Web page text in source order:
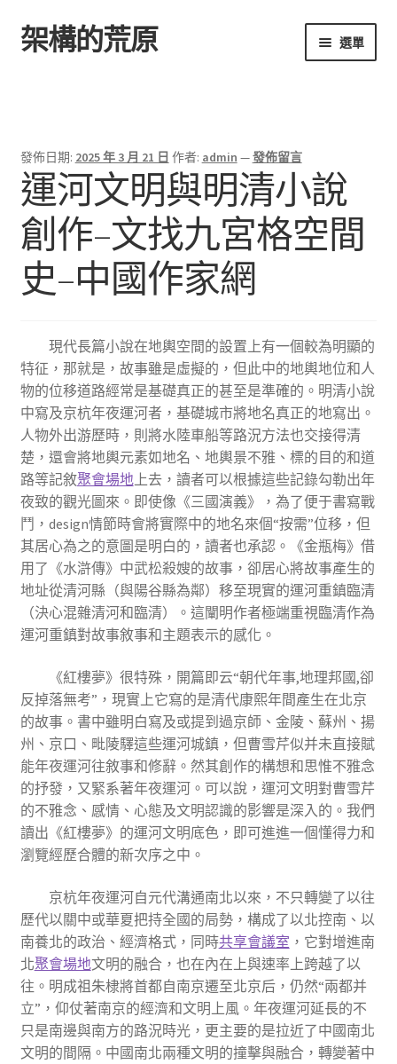
跳
至
跳
至
架構的荒原 選單
發佈日期: 2025 年 3 月 21 日 作者: admin —發佈留言
運河文明與明清小說
創作–文找九宮格空間
史–中國作家網
現代長篇小說在地輿空間的設置上有一個較為明顯的
特征，那就是，故事雖是虛擬的，但此中的地輿地位和人
物的位移道路經常是基礎真正的甚至是準確的。明清小說
中寫及京杭年夜運河者，基礎城市將地名真正的地寫出。
人物外出游歷時，則將水陸車船等路況方法也交接得清
楚，還會將地輿元素如地名、地輿景不雅、標的目的和道
路等記敘聚會場地上去，讀者可以根據這些記錄勾勒出年
夜致的觀光圖來。即使像《三國演義》，為了便于書寫戰
鬥，design情節時會將實際中的地名來個“按需”位移，但
其居心為之的意圖是明白的，讀者也承認。《金瓶梅》借
用了《水滸傳》中武松殺嫂的故事，卻居心將故事產生的
地址從清河縣（與陽谷縣為鄰）移至現實的運河重鎮臨清
（決心混雜清河和臨清）。這闡明作者極端重視臨清作為
運河重鎮對故事敘事和主題表示的感化。
《紅樓夢》很特殊，開篇即云“朝代年事,地理邦國,卻
反掉落無考”，現實上它寫的是清代康熙年間產生在北京
的故事。書中雖明白寫及或提到過京師、金陵、蘇州、揚
州、京口、毗陵驛這些運河城鎮，但曹雪芹似并未直接賦
能年夜運河往敘事和修辭。然其創作的構想和思惟不雅念
的抒發，又緊系著年夜運河。可以說，運河文明對曹雪芹
的不雅念、感情、心態及文明認識的影響是深入的。我們
讀出《紅樓夢》的運河文明底色，即可進進一個懂得力和
瀏覽經歷合體的新次序之中。
京杭年夜運河自元代溝通南北以來，不只轉變了以往
歷代以關中或華夏把持全國的局勢，構成了以北控南、以
南養北的政治、經濟格式，同時共享會議室 ，它對增進南
北聚會場地文明的融合，也在內在上與速率上跨越了以
往。明成祖朱棣將首都自南京遷至北京后，仍然“兩都并
立”，仰仗著南京的經濟和文明上風。年夜運河延長的不
只是南邊與南方的路況時光，更主要的是拉近了中國南北
文明的間隔。中國南北兩種文明的撞擊與融合，轉變著中